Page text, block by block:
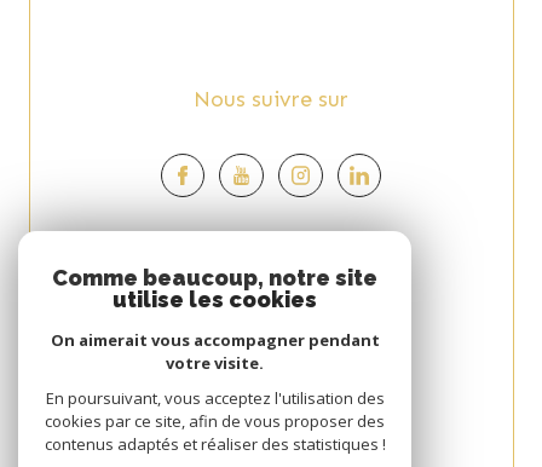
Nous suivre sur
Espace
PROPRIÉTAIRE
Se connecter
Avis
CLIENT
Comme beaucoup, notre site
utilise les cookies
On aimerait vous accompagner pendant
votre visite.
En poursuivant, vous acceptez l'utilisation des
cookies par ce site, afin de vous proposer des
contenus adaptés et réaliser des statistiques !